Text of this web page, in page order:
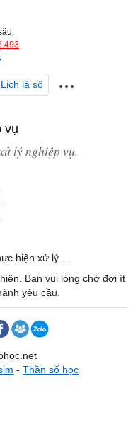
.
Lịch lá số
vụ
lý nghiệp vụ.
hiện xử lý ...
Bạn vui lòng chờ đợi ít
yêu cầu.
-Thần số học